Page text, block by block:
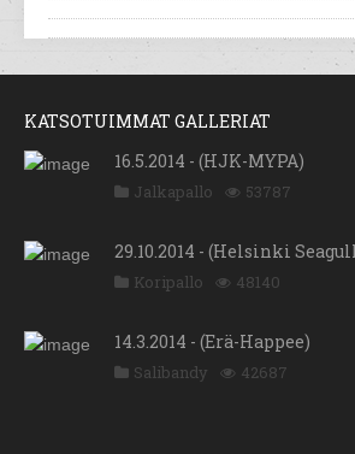
KATSOTUIMMAT GALLERIAT
16.5.2014 - (HJK-MYPA)
Jalkapallo 53787
29.10.2014 - (Helsinki
Koripallo 48140
14.3.2014 - (Erä-Happee)
Salibandy 42687